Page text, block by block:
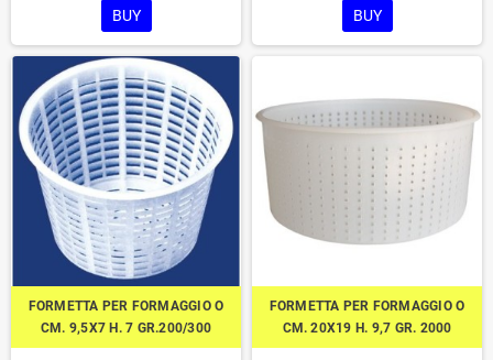
BUY BUY
FORMETTA PER FORMAGGIO O
CM. 9,5X7 H. 7 GR.200/300
FORMETTA PER FORMAGGIO O
CM. 20X19 H. 9,7 GR. 2000